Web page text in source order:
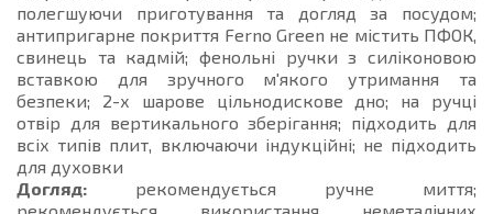
полегшуючи приготування та догляд за посудом;
антипригарне покриття Ferno Green не містить ПФОК,
свинець та кадмій; фенольні ручки з силіконовою
вставкою для зручного м'якого утримання та
безпеки; 2-х шарове цільнодискове дно; на ручці
отвір для вертикального зберігання; підходить для
всіх типів плит, включаючи індукційні; не підходить
для духовки
Догляд: рекомендується ручне миття;